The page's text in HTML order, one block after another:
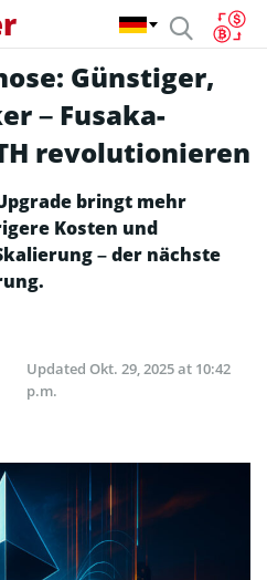
Günstiger,
– Fusaka-
revolutionieren
bringt mehr
Kosten und
– der nächste
Updated Okt. 29, 2025 at 10:42
p.m.